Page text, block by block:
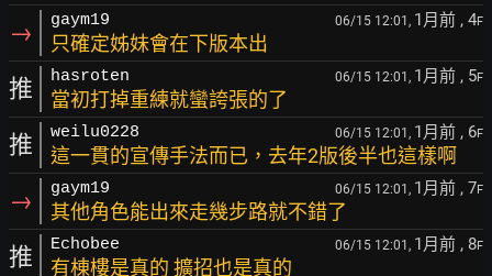
→ gaym19 06/15 12:01, 1月前 , 4F
只確定姊妹會在下版本出
推 hasroten 06/15 12:01, 1月前 , 5F
當初打掉重練就蠻誇張的了
推 weilu0228 06/15 12:01, 1月前 , 6F
這一貫的宣傳手法而已，去年2版後半也這樣啊
→ gaym19 06/15 12:01, 1月前 , 7F
其他角色能出來走幾步路就不錯了
推 Echobee 06/15 12:01, 1月前 , 8F
有棟樓是真的 擴招也是真的